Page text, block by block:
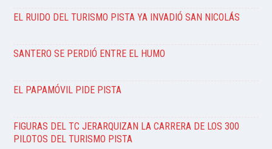
EL RUIDO DEL TURISMO PISTA YA INVADIÓ SAN NICOLÁS
SANTERO SE PERDIÓ ENTRE EL HUMO
EL PAPAMÓVIL PIDE PISTA
FIGURAS DEL TC JERARQUIZAN LA CARRERA DE LOS 300
PILOTOS DEL TURISMO PISTA